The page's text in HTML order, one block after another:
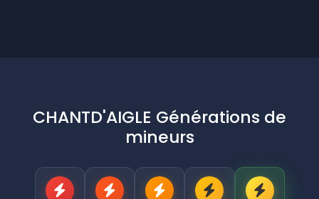
CHANTD'AIGLE Générations de
mineurs